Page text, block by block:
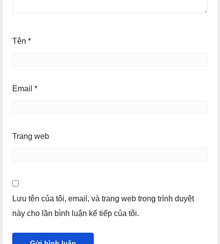
Tên *
Email *
Trang web
Lưu tên của tôi, email, và trang web trong trình duyệt
này cho lần bình luận kế tiếp của tôi.